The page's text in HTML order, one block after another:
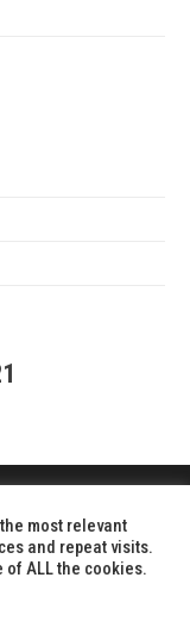
most relevant
and repeat visits.
of ALL the cookies.